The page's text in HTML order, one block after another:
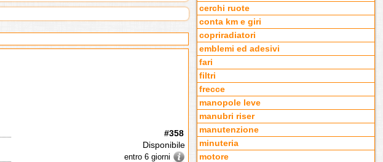
#358
Disponibile
entro 6 giorni
cerchi ruote
conta km e giri
copriradiatori
emblemi ed adesivi
fari
filtri
frecce
manopole leve
manubri riser
manutenzione
minuteria
motore